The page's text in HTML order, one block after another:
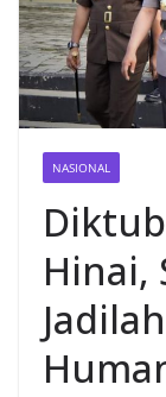
NASIONAL
Hinai,